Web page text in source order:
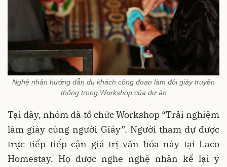
Nghệ nhân hướng dẫn du khách công đoạn làm đôi giày truyền
thống trong Workshop của dự án
Tại đây, nhóm đã tổ chức Workshop “Trải nghiệm
làm giày cùng người Giáy”. Người tham dự được
trực tiếp tiếp cận giá trị văn hóa này tại Laco
Homestay. Họ được nghe nghệ nhân kể lại ý